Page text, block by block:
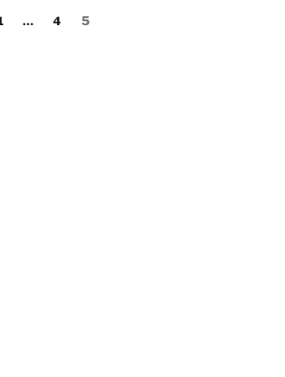
… Seite
4 Seite
5